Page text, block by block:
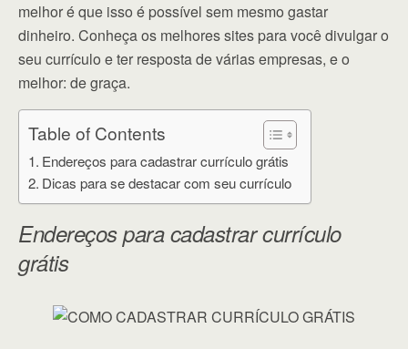
melhor é que isso é possível sem mesmo gastar
dinheiro. Conheça os melhores sites para você divulgar o
seu currículo e ter resposta de várias empresas, e o
melhor: de graça.
Table of Contents
Endereços para cadastrar currículo grátis
Dicas para se destacar com seu currículo
Endereços para cadastrar currículo
grátis